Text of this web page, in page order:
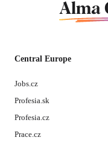
Alma
Central Europe
Jobs.cz
Profesia.sk
Profesia.cz
Prace.cz